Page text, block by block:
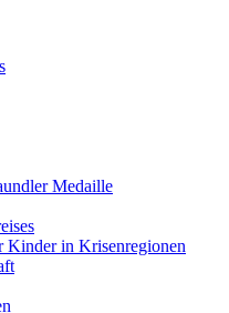
Medaille
Kinder in Krisenregionen